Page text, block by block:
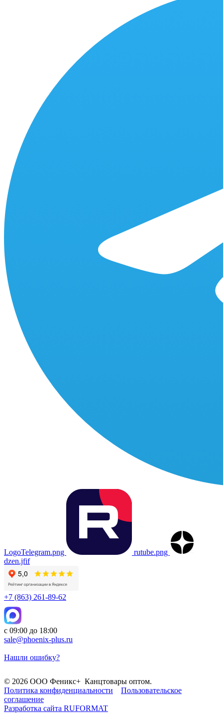
LogoTelegram.png
rutube.png
dzen.jfif
+7 (863) 261-89-62
с 09:00 до 18:00
sale@phoenix-plus.ru
Нашли ошибку?
© 2026 ООО Феникс+ Канцтовары оптом.
Политика конфиденциальности
Пользовательское
соглашение
Разработка сайта RUFORMAT